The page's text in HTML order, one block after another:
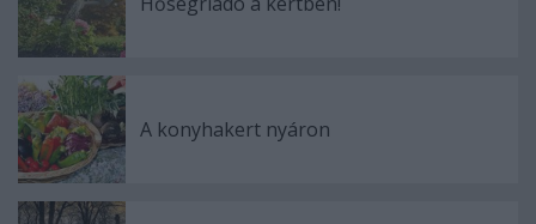
A konyhakert nyáron